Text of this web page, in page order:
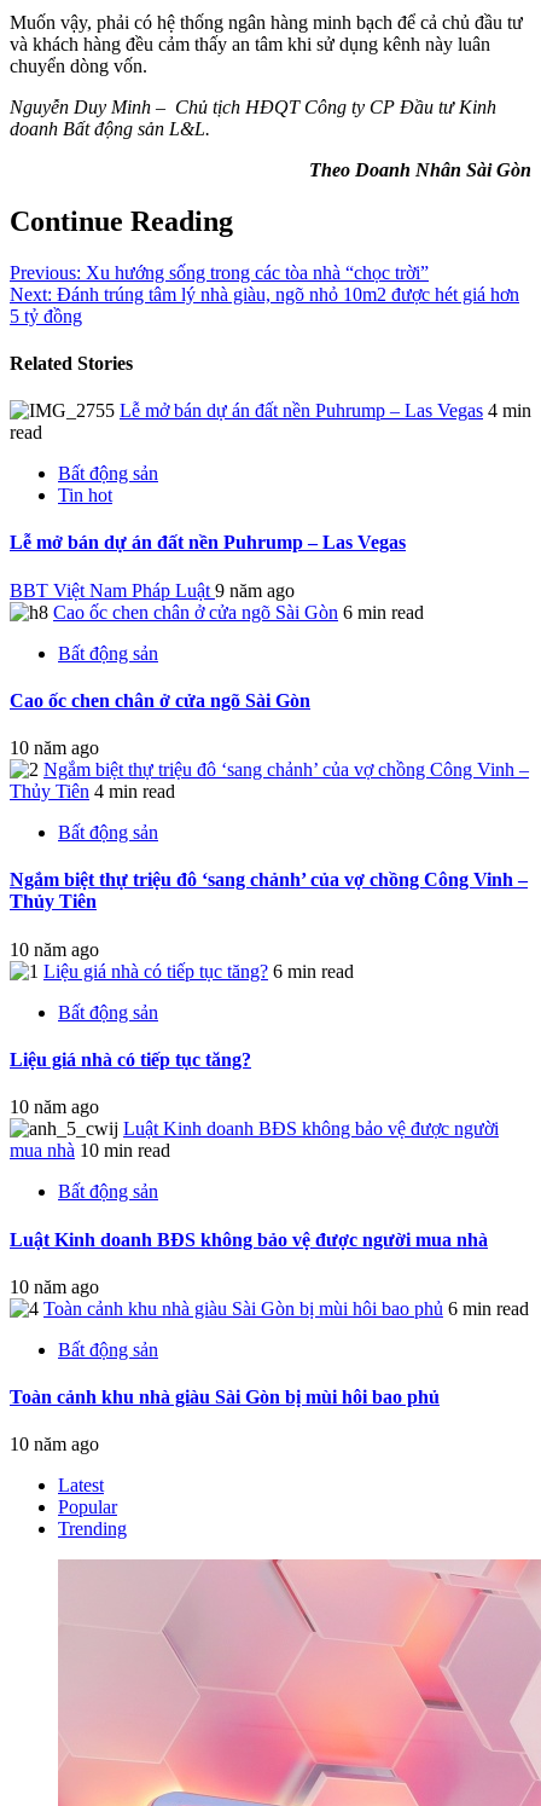
Muốn vậy, phải có hệ thống ngân hàng minh bạch để cả chủ đầu tư
và khách hàng đều cảm thấy an tâm khi sử dụng kênh này luân
chuyển dòng vốn.
Nguyễn Duy Minh – Chủ tịch HĐQT Công ty CP Đầu tư Kinh
doanh Bất động sản L&L.
Theo Doanh Nhân Sài Gòn
Continue Reading
Previous: Xu hướng sống trong các tòa nhà “chọc trời”
Next: Đánh trúng tâm lý nhà giàu, ngõ nhỏ 10m2 được hét giá hơn
5 tỷ đồng
Related Stories
Lễ mở bán dự án đất nền Puhrump – Las Vegas 4 min
read
Bất động sản
Tin hot
Lễ mở bán dự án đất nền Puhrump – Las Vegas
BBT Việt Nam Pháp Luật 9 năm ago
Cao ốc chen chân ở cửa ngõ Sài Gòn 6 min read
Bất động sản
Cao ốc chen chân ở cửa ngõ Sài Gòn
10 năm ago
Ngắm biệt thự triệu đô ‘sang chảnh’ của vợ chồng Công Vinh –
Thủy Tiên 4 min read
Bất động sản
Ngắm biệt thự triệu đô ‘sang chảnh’ của vợ chồng Công Vinh –
Thủy Tiên
10 năm ago
Liệu giá nhà có tiếp tục tăng? 6 min read
Bất động sản
Liệu giá nhà có tiếp tục tăng?
10 năm ago
Luật Kinh doanh BĐS không bảo vệ được người
mua nhà 10 min read
Bất động sản
Luật Kinh doanh BĐS không bảo vệ được người mua nhà
10 năm ago
Toàn cảnh khu nhà giàu Sài Gòn bị mùi hôi bao phủ 6 min read
Bất động sản
Toàn cảnh khu nhà giàu Sài Gòn bị mùi hôi bao phủ
10 năm ago
Latest
Popular
Trending